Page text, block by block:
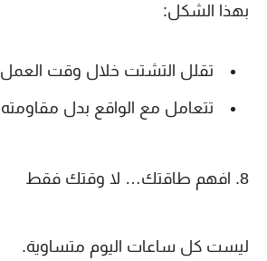
بهذا الشكل:
تقلل التشتت خلال وقت العمل
تتعامل مع الواقع بدل مقاومته
8. افهم طاقتك… لا وقتك فقط
ليست كل ساعات اليوم متساوية.